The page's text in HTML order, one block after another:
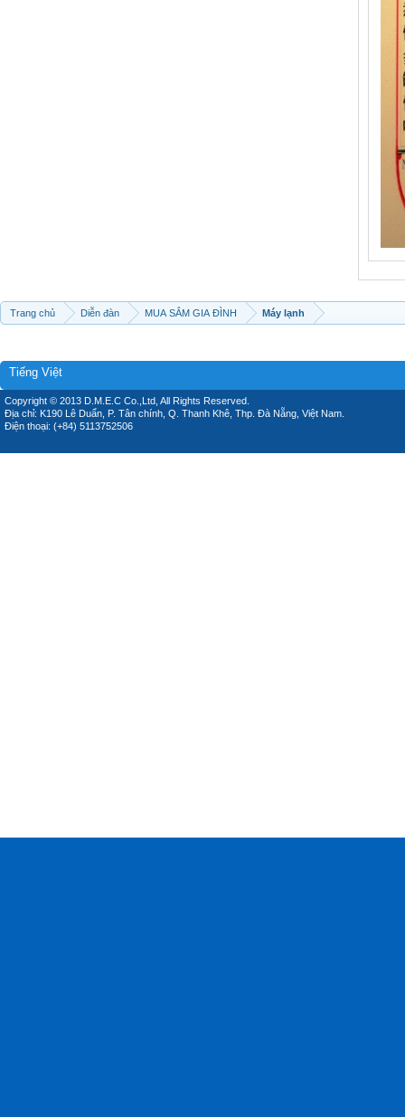
Trang chủ Diễn đàn MUA SẮM GIA ĐÌNH Máy lạnh
Tiếng Việt
Copyright © 2013 D.M.E.C Co.,Ltd, All Rights Reserved.
Địa chỉ: K190 Lê Duẩn, P. Tân chính, Q. Thanh Khê, Thp. Đà Nẵng, Việt Nam.
Điện thoại: (+84) 5113752506